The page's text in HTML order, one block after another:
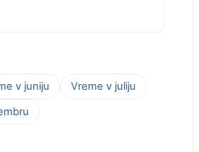
v juniju
Vreme v juliju